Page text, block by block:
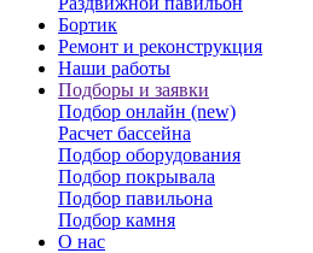
Бортик
Ремонт и реконструкция
Наши работы
Подборы и заявки
Подбор онлайн (new)
Расчет бассейна
Подбор оборудования
Подбор покрывала
Подбор павильона
Подбор камня
О нас